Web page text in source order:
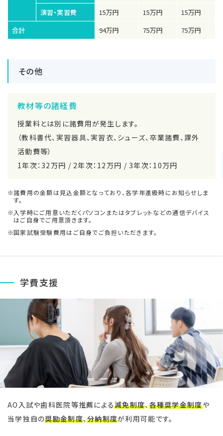
演習・実習費
15万円 15万円
15万円
合計
94万円 75万円 75万円
その他
教材等の諸経費
授業料とは別に諸費用が発生します。
（教科書代、実習器具、実習衣、シューズ、卒業諸費、課外
活動費等）
1年次：32万円 / 2年次：12万円 / 3年次：10万円
諸費用の金額は見込金額となっており、各学年進級時にお知らせしま
す。
入学時にご用意いただくパソコンまたはタブレットなどの通信デバイス
はご自身でご用意頂きます。
国家試験受験費用はご自身でご負担いただきます。
学費支援
AO入試や歯科医院等推薦による減免制度、 各種奨学金制度や
当学独自の奨励金制度、分納制度が利用可能です。